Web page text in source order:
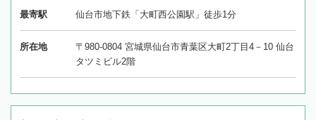
最寄駅 仙台市地下鉄「大町西公園駅」徒歩1分
所在地
〒980-0804 宮城県仙台市青葉区大町2丁目4－10 仙台
タツミビル2階